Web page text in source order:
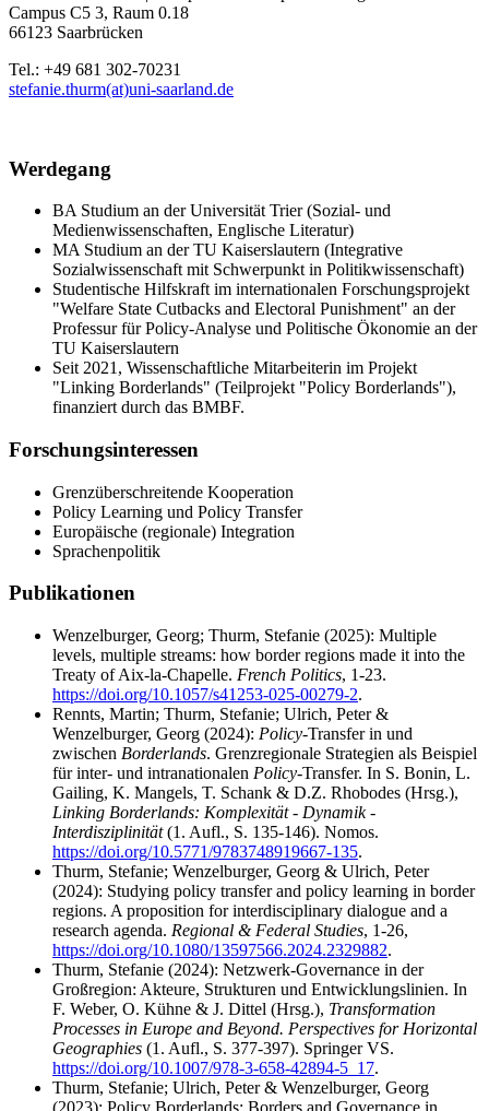
Campus C5 3, Raum 0.18
66123 Saarbrücken
Tel.: +49 681 302-70231
stefanie.thurm(at)uni-saarland.de
Werdegang
BA Studium an der Universität Trier (Sozial- und
Medienwissenschaften, Englische Literatur)
MA Studium an der TU Kaiserslautern (Integrative
Sozialwissenschaft mit Schwerpunkt in Politikwissenschaft)
Studentische Hilfskraft im internationalen Forschungsprojekt
"Welfare State Cutbacks and Electoral Punishment" an der
Professur für Policy-Analyse und Politische Ökonomie an der
TU Kaiserslautern
Seit 2021, Wissenschaftliche Mitarbeiterin im Projekt
"Linking Borderlands" (Teilprojekt "Policy Borderlands"),
finanziert durch das BMBF.
Forschungsinteressen
Grenzüberschreitende Kooperation
Policy Learning und Policy Transfer
Europäische (regionale) Integration
Sprachenpolitik
Publikationen
Wenzelburger, Georg; Thurm, Stefanie (2025): Multiple
levels, multiple streams: how border regions made it into the
Treaty of Aix-la-Chapelle. French Politics, 1-23.
https://doi.org/10.1057/s41253-025-00279-2.
Rennts, Martin; Thurm, Stefanie; Ulrich, Peter &
Wenzelburger, Georg (2024): Policy-Transfer in und
zwischen Borderlands. Grenzregionale Strategien als Beispiel
für inter- und intranationalen Policy-Transfer. In S. Bonin, L.
Gailing, K. Mangels, T. Schank & D.Z. Rhobodes (Hrsg.),
Linking Borderlands: Komplexität - Dynamik -
Interdisziplinität(1. Aufl., S. 135-146). Nomos.
https://doi.org/10.5771/9783748919667-135.
Thurm, Stefanie; Wenzelburger, Georg & Ulrich, Peter
(2024): Studying policy transfer and policy learning in border
regions. A proposition for interdisciplinary dialogue and a
research agenda. Regional & Federal Studies, 1-26,
https://doi.org/10.1080/13597566.2024.2329882.
Thurm, Stefanie (2024): Netzwerk-Governance in der
Großregion: Akteure, Strukturen und Entwicklungslinien. In
F. Weber, O. Kühne & J. Dittel (Hrsg.), Transformation
Processes in Europe and Beyond. Perspectives for Horizontal
Geographies (1. Aufl., S. 377-397). Springer VS.
https://doi.org/10.1007/978-3-658-42894-5_17.
Thurm, Stefanie; Ulrich, Peter & Wenzelburger, Georg